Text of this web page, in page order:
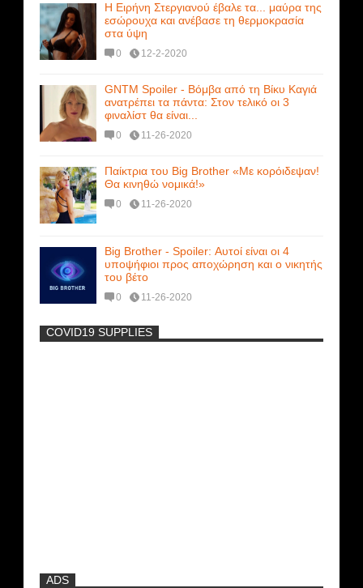
Η Ειρήνη Στεργιανού έβαλε τα... μαύρα της
εσώρουχα και ανέβασε τη θερμοκρασία
στα ύψη
0 12-2-2020
GNTM Spoiler - Βόμβα από τη Βίκυ Καγιά
ανατρέπει τα πάντα: Στον τελικό οι 3
φιναλίστ θα είναι...
0 11-26-2020
Παίκτρια του Big Brother «Με κορόιδεψαν!
Θα κινηθώ νομικά!»
0 11-26-2020
Big Brother - Spoiler: Αυτοί είναι οι 4
υποψήφιοι προς αποχώρηση και ο νικητής
του βέτο
0 11-26-2020
-
COVID19 SUPPLIES
ADS